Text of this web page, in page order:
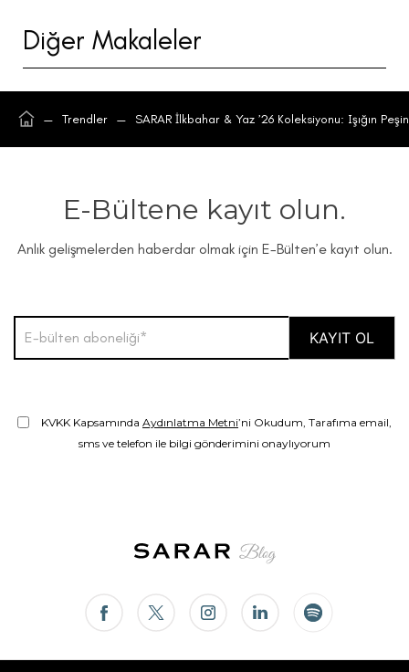
Diğer Makaleler
— Trendler — SARAR İlkbahar & Yaz ’26 Koleksiyonu: Işığın
E-Bültene kayıt olun.
Anlık gelişmelerden haberdar olmak için E-Bülten’e kayıt olun.
KVKK Kapsamında Aydınlatma Metni’ni Okudum, Tarafıma email,
sms ve telefon ile bilgi gönderimini onaylıyorum